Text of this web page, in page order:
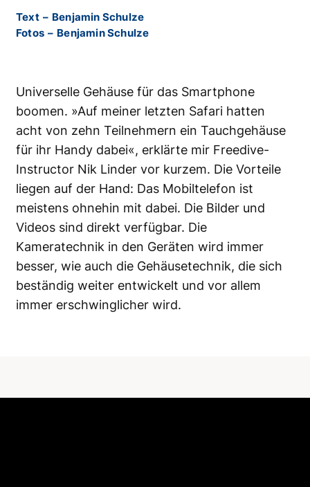
Text – Benjamin Schulze
Fotos – Benjamin Schulze
Universelle Gehäuse für das Smartphone
boomen. »Auf meiner letzten Safari hatten
acht von zehn Teilnehmern ein Tauchgehäuse
für ihr Handy dabei«, erklärte mir Freedive-
Instructor Nik Linder vor kurzem. Die Vorteile
liegen auf der Hand: Das Mobiltelefon ist
meistens ohnehin mit dabei. Die Bilder und
Videos sind direkt verfügbar. Die
Kameratechnik in den Geräten wird immer
besser, wie auch die Gehäusetechnik, die sich
beständig weiter entwickelt und vor allem
immer erschwinglicher wird.